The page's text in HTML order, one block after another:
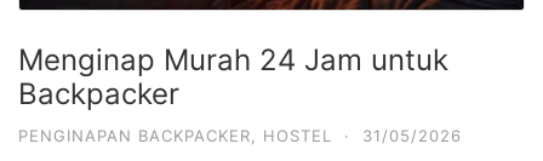
Menginap Murah 24 Jam untuk
Backpacker
PENGINAPAN BACKPACKER HOSTEL · 31/05/2026